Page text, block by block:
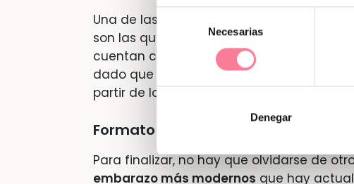
Selección
consentimiento
Necesarias
Denegar
Una de las pruebas más utilizadas hoy en
son las que vienen enformato termómetro
cuentan con una gran calidad, son muy
dado que se evita tener que recoger la
partir de los 3 euros aproximadamente.
Formato digital.
Para finalizar, no hay que olvidarse de
embarazo más modernos que hay